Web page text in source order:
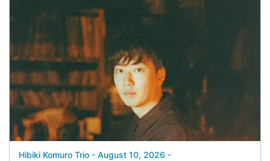
Hibiki Komuro Trio - August 10, 2026 -